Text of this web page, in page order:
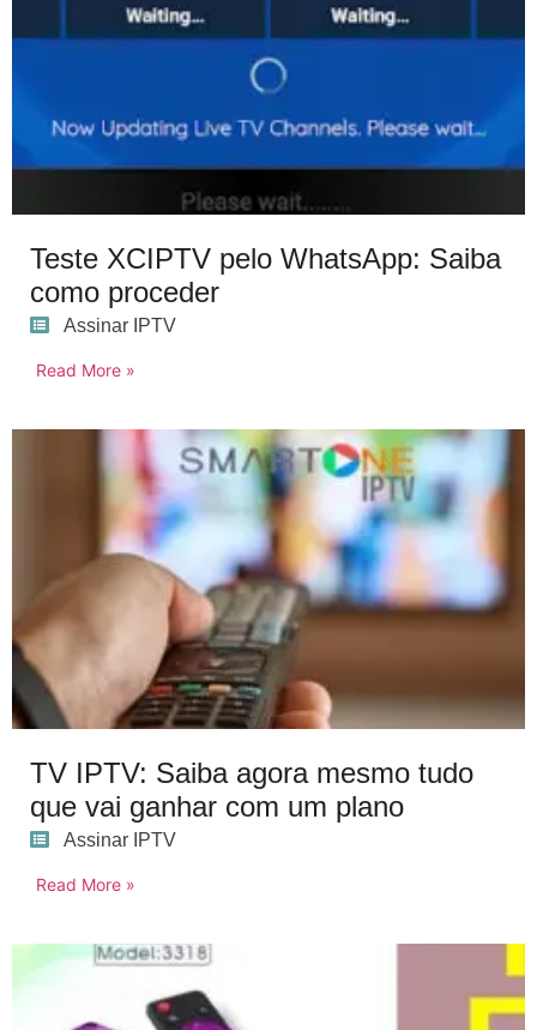
Teste XCIPTV pelo WhatsApp: Saiba
como proceder
Assinar IPTV
Read More »
TV IPTV: Saiba agora mesmo tudo
que vai ganhar com um plano
Assinar IPTV
Read More »